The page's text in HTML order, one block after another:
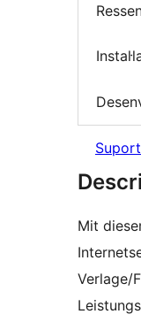
Suport
Mit
Verlage/